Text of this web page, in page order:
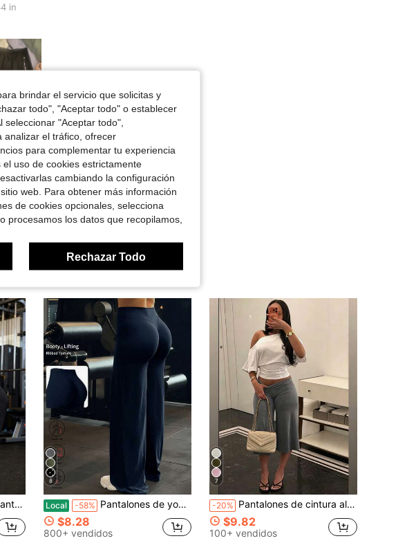
in, Caderas: 91 cm / 36 in, Color: Negro, Talla: XS
in
deportivos para todas las estaciones.
8
Local -58% Pantalones de yoga de pierna ancha con talle alto que realzan los glúteos, leggings acampanados con fruncido en V para entrenamiento, pantalones casuales acampanados elásticos en 4 direccion
$8.28
800+ vendidos
7
-20% Pantalones de cintura alta con pierna ancha y corte corto, pantalones de chándal de cintura baja con pierna ancha y elástica para mujer, pantalones elegantes de pierna ancha y ajustados de color sólido para ir al trabajo & deportes
$9.82
100+ vendidos
brindar el servicio que solicitas y
todo", "Aceptar todo" o establecer
"Aceptar todo",
analizar el tráfico, ofrecer
para complementar tu experiencia
uso de cookies estrictamente
cambiando la configuración
web. Para obtener más información
de cookies opcionales, selecciona
procesamos los datos que recopilamos,
Rechazar Todo